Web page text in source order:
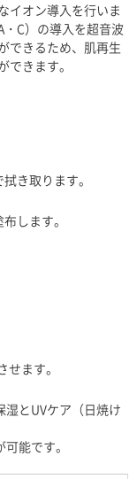
イオン導入を行いま
C）の導入を超音波
できるため、肌再生
きます。
き取ります。
します。
ます。
とUVケア（日焼け
能です。